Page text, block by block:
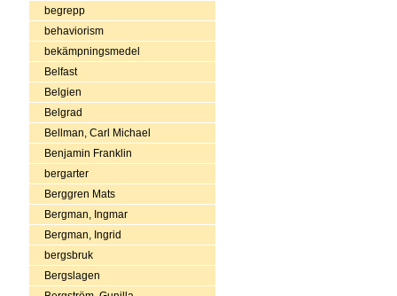
begrepp
behaviorism
bekämpningsmedel
Belfast
Belgien
Belgrad
Bellman, Carl Michael
Benjamin Franklin
bergarter
Berggren Mats
Bergman, Ingmar
Bergman, Ingrid
bergsbruk
Bergslagen